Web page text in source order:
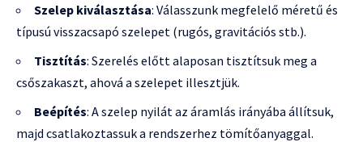
Szelep kiválasztása: Válasszunk megfelelő méretű és
típusú visszacsapó szelepet (rugós, gravitációs stb.).
Tisztítás: Szerelés előtt alaposan tisztítsuk meg a
csőszakaszt, ahová a szelepet illesztjük.
Beépítés: A szelep nyilát az áramlás irányába állítsuk,
majd csatlakoztassuk a rendszerhez tömítőanyaggal.